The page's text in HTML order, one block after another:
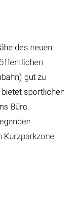
des neuen
gut zu
sportlichen
Büro.
Kurzparkzone